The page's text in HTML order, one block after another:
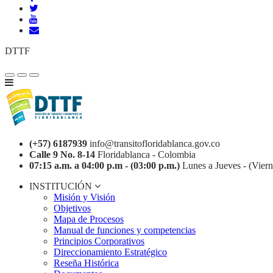
DTTF
(+57) 6187939 info@transitofloridablanca.gov.co
Calle 9 No. 8-14 Floridablanca - Colombia
07:15 a.m. a 04:00 p.m - (03:00 p.m.) Lunes a Jueves -
INSTITUCIÓN
Misión y Visión
Objetivos
Mapa de Procesos
Manual de funciones y competencias
Principios Corporativos
Direccionamiento Estratégico
Reseña Histórica